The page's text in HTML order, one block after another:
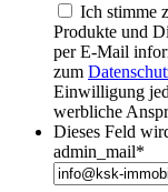
Ich stimme
Produkte und
per E-Mail
zum
Einwilligung
werbliche
Dieses Feld
admin_mail*